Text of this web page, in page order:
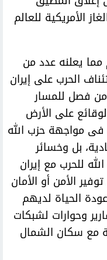
الأمريكية للعالم
مما يعلنه عدد من
الحرب على إيران
فصل للمسار
على الأرض
مواجهة حزب الله
بل وخسائر
للحرب مع إيران
من توفير الأمن أو الأمان
الحياة لديهم
وحوارات لشبكات
مع سكان الشمال